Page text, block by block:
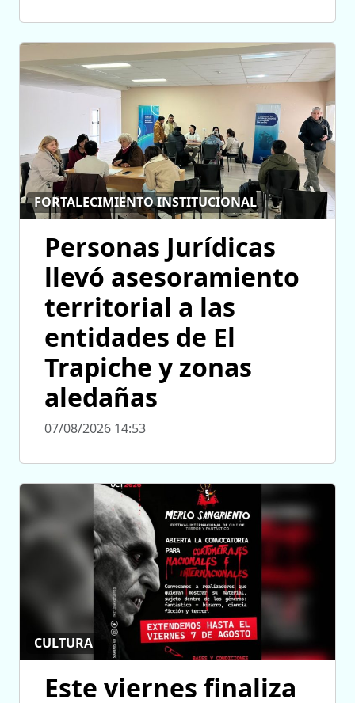
FORTALECIMIENTO INSTITUCIONAL
Personas Jurídicas
llevó asesoramiento
territorial a las
entidades de El
Trapiche y zonas
aledañas
07/08/2026 14:53
CULTURA
Este viernes finaliza